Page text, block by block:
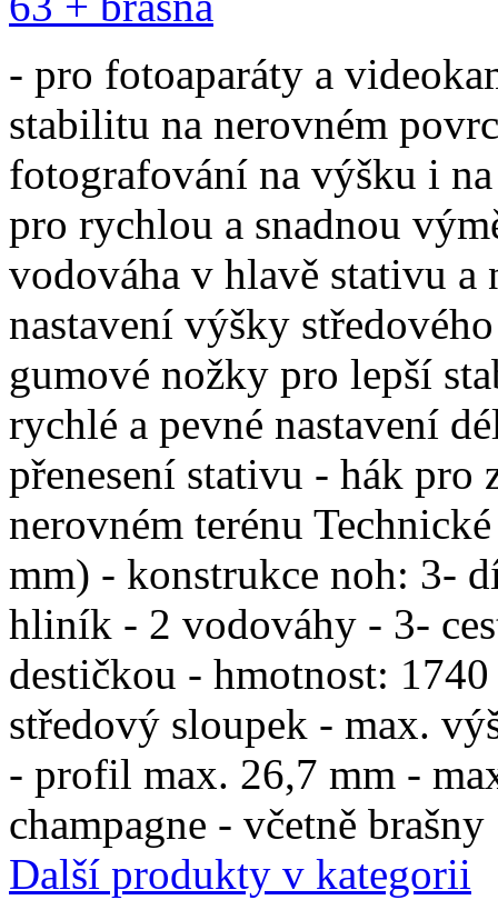
- pro fotoaparáty a
stabilitu na nerovném
fotografování na výšku i
pro rychlou a snadnou
vodováha v hlavě stativu
nastavení výšky
gumové nožky pro lepší
rychlé a pevné nastavení
přenesení stativu - hák pro
nerovném terénu
mm) - konstrukce noh: 3-
hliník - 2 vodováhy - 3-
destičkou - hmotnost:
středový sloupek - max.
- profil max. 26,7 mm -
champagne - včetně brašny
Další produkty v kategorii